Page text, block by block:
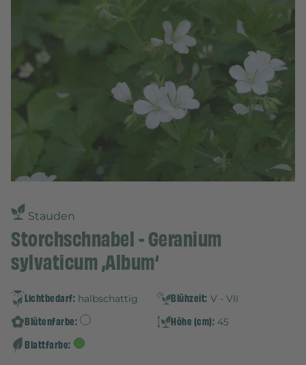
Stauden
Storchschnabel - Geranium
sylvaticum ‚Album‘
Lichtbedarf: halbschattig Blühzeit: V - VII
Blütenfarbe: Höhe (cm): 45
Blattfarbe: